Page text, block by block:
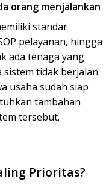
orang menjalankan
standar
pelayanan, hingga
ada tenaga yang
sistem tidak berjalan
usaha sudah siap
tambahan
tersebut.
Prioritas?